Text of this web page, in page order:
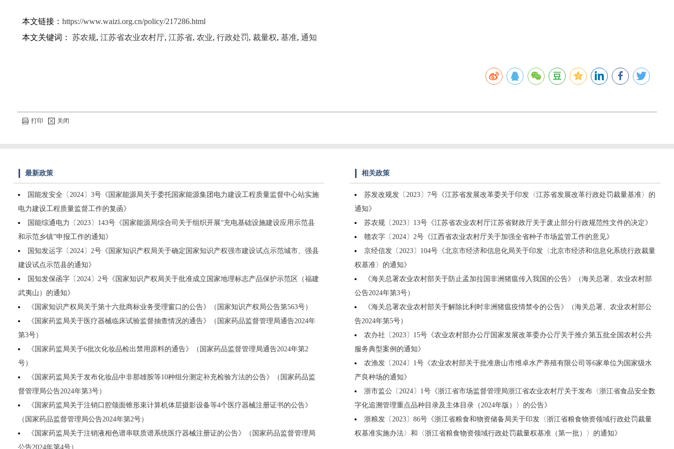
本文链接： https://www.waizi.org.cn/policy/217286.html
本文关键词： 苏农规, 江苏省农业农村厅, 江苏省, 农业, 行政处罚, 裁量权, 基准, 通知
打印 关闭
最新政策
国能发安全〔2024〕3号《国家能源局关于委托国家能源集团电力建设工程质量监督中心站实施
电力建设工程质量监督工作的复函》
国能综通电力〔2023〕143号《国家能源局综合司关于组织开展“充电基础设施建设应用示范县
和示范乡镇”申报工作的通知》
国知发运字〔2024〕2号《国家知识产权局关于确定国家知识产权强市建设试点示范城市、强县
建设试点示范县的通知》
国知发保函字〔2024〕2号《国家知识产权局关于批准成立国家地理标志产品保护示范区（福建
武夷山）的通知》
《国家知识产权局关于第十六批商标业务受理窗口的公告》（国家知识产权局公告第563号）
《国家药监局关于医疗器械临床试验监督抽查情况的通告》（国家药品监督管理局通告2024年
第3号）
《国家药监局关于6批次化妆品检出禁用原料的通告》（国家药品监督管理局通告2024年第2
号）
《国家药监局关于发布化妆品中非那雄胺等10种组分测定补充检验方法的公告》（国家药品监
督管理局公告2024年第3号）
《国家药监局关于注销口腔颌面锥形束计算机体层摄影设备等4个医疗器械注册证书的公告》
（国家药品监督管理局公告2024年第2号）
《国家药监局关于注销液相色谱串联质谱系统医疗器械注册证的公告》（国家药品监督管理局
公告2024年第4号）
相关政策
苏发改规发〔2023〕7号《江苏省发展改革委关于印发〈江苏省发展改革行政处罚裁量基准〉的
通知》
苏农规〔2023〕13号《江苏省农业农村厅江苏省财政厅关于废止部分行政规范性文件的决定》
赣农字〔2024〕2号《江西省农业农村厅关于加强全省种子市场监管工作的意见》
京经信发〔2023〕104号《北京市经济和信息化局关于印发〈北京市经济和信息化系统行政裁量
权基准〉的通知》
《海关总署农业农村部关于防止孟加拉国非洲猪瘟传入我国的公告》（海关总署、农业农村部
公告2024年第3号）
《海关总署农业农村部关于解除比利时非洲猪瘟疫情禁令的公告》（海关总署、农业农村部公
告2024年第5号）
农办社〔2023〕15号《农业农村部办公厅国家发展改革委办公厅关于推介第五批全国农村公共
服务典型案例的通知》
农渔发〔2024〕1号《农业农村部关于批准唐山市维卓水产养殖有限公司等6家单位为国家级水
产良种场的通知》
浙市监公〔2024〕1号《浙江省市场监督管理局浙江省农业农村厅关于发布〈浙江省食品安全数
字化追溯管理重点品种目录及主体目录（2024年版）〉的公告》
浙粮发〔2023〕86号《浙江省粮食和物资储备局关于印发〈浙江省粮食物资领域行政处罚裁量
权基准实施办法〉和〈浙江省粮食物资领域行政处罚裁量权基准（第一批）〉的通知》